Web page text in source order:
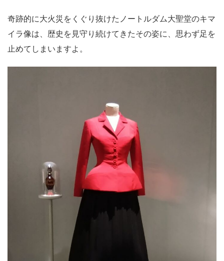
奇跡的に大火災をくぐり抜けたノートルダム大聖堂のキマ
イラ像は、歴史を見守り続けてきたその姿に、思わず足を
止めてしまいますよ。